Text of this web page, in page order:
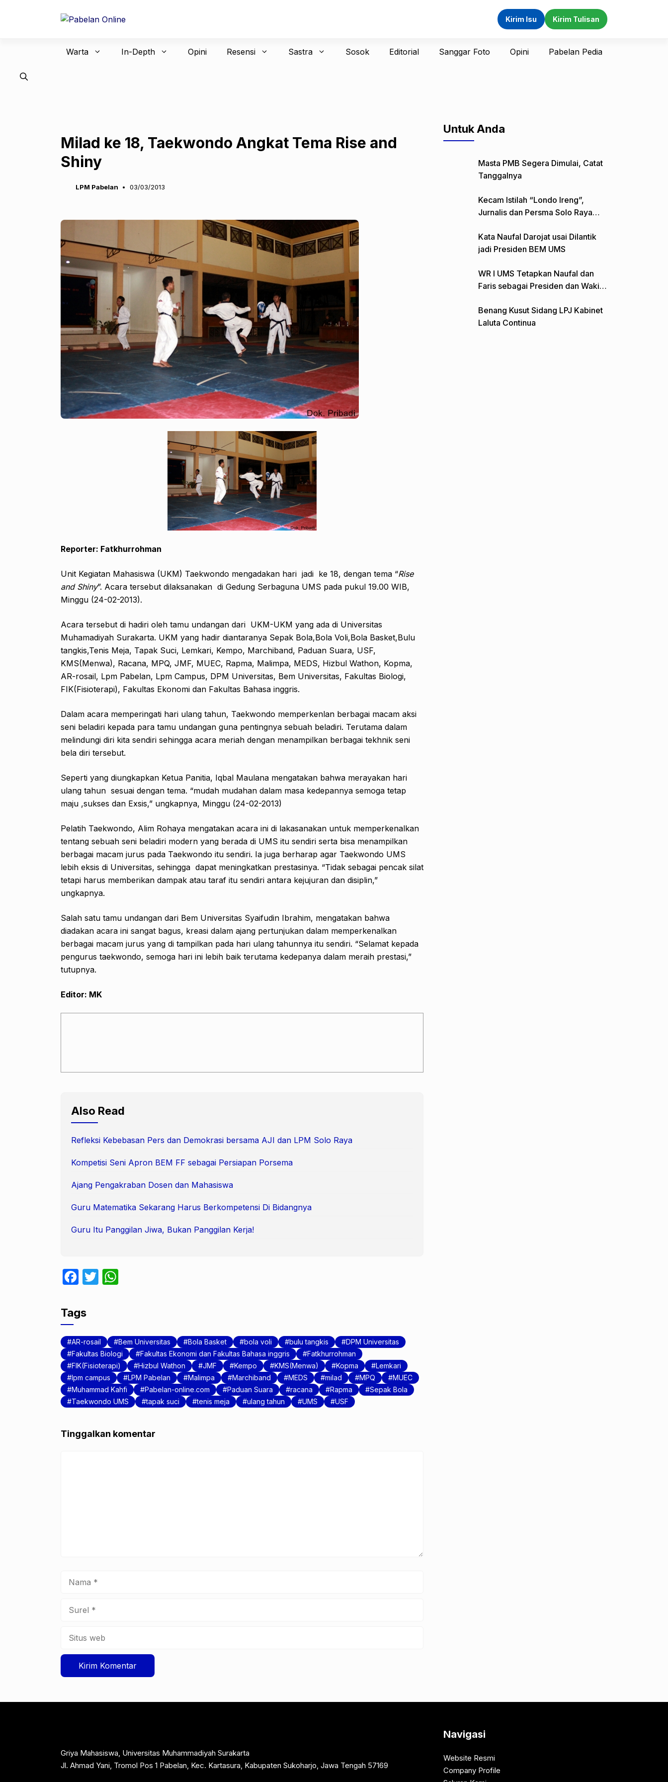
Kirim Isu Kirim Tulisan
Warta In-Depth Opini Resensi Sastra Sosok Editorial Sanggar Foto Opini Pabelan Pedia
Milad ke 18, Taekwondo Angkat Tema Rise and
Shiny
LPM Pabelan 03/03/2013
Reporter: Fatkhurrohman
Unit Kegiatan Mahasiswa (UKM) Taekwondo mengadakan hari jadi ke 18, dengan tema “Rise
and Shiny”. Acara tersebut dilaksanakan di Gedung Serbaguna UMS pada pukul 19.00 WIB,
Minggu (24-02-2013).
Acara tersebut di hadiri oleh tamu undangan dari UKM-UKM yang ada di Universitas
Muhamadiyah Surakarta. UKM yang hadir diantaranya Sepak Bola,Bola Voli,Bola Basket,Bulu
tangkis,Tenis Meja, Tapak Suci, Lemkari, Kempo, Marchiband, Paduan Suara, USF,
KMS(Menwa), Racana, MPQ, JMF, MUEC, Rapma, Malimpa, MEDS, Hizbul Wathon, Kopma,
AR-rosail, Lpm Pabelan, Lpm Campus, DPM Universitas, Bem Universitas, Fakultas Biologi,
FIK(Fisioterapi), Fakultas Ekonomi dan Fakultas Bahasa inggris.
Dalam acara memperingati hari ulang tahun, Taekwondo memperkenlan berbagai macam aksi
seni beladiri kepada para tamu undangan guna pentingnya sebuah beladiri. Terutama dalam
melindungi diri kita sendiri sehingga acara meriah dengan menampilkan berbagai tekhnik seni
bela diri tersebut.
Seperti yang diungkapkan Ketua Panitia, Iqbal Maulana mengatakan bahwa merayakan hari
ulang tahun sesuai dengan tema. “mudah mudahan dalam masa kedepannya semoga tetap
maju ,sukses dan Exsis,” ungkapnya, Minggu (24-02-2013)
Pelatih Taekwondo, Alim Rohaya mengatakan acara ini di lakasanakan untuk memperkenalkan
tentang sebuah seni beladiri modern yang berada di UMS itu sendiri serta bisa menampilkan
berbagai macam jurus pada Taekwondo itu sendiri. Ia juga berharap agar Taekwondo UMS
lebih eksis di Universitas, sehingga dapat meningkatkan prestasinya. “Tidak sebagai pencak silat
tetapi harus memberikan dampak atau taraf itu sendiri antara kejujuran dan disiplin,”
ungkapnya.
Salah satu tamu undangan dari Bem Universitas Syaifudin Ibrahim, mengatakan bahwa
diadakan acara ini sangat bagus, kreasi dalam ajang pertunjukan dalam memperkenalkan
berbagai macam jurus yang di tampilkan pada hari ulang tahunnya itu sendiri. “Selamat kepada
pengurus taekwondo, semoga hari ini lebih baik terutama kedepanya dalam meraih prestasi,”
tutupnya.
Editor: MK
Also Read
Refleksi Kebebasan Pers dan Demokrasi bersama AJI dan LPM Solo Raya
Kompetisi Seni Apron BEM FF sebagai Persiapan Porsema
Ajang Pengakraban Dosen dan Mahasiswa
Guru Matematika Sekarang Harus Berkompetensi Di Bidangnya
Guru Itu Panggilan Jiwa, Bukan Panggilan Kerja!
F
c
e
b
o
o
k
T
A
p
p
Tags
AR-rosail Bem Universitas Bola Basket bola voli bulu tangkis
DPM Universitas
Fakultas Biologi
Fakultas Ekonomi dan Fakultas Bahasa inggris
Fatkhurrohman
FIK(Fisioterapi)
Hizbul Wathon JMF Kempo KMS(Menwa) Kopma
Lemkari
lpm campus
LPM Pabelan Malimpa Marchiband MEDS milad MPQ
MUEC
Muhammad Kahfi
Pabelan-online.com Paduan Suara racana Rapma
Sepak Bola
Taekwondo UMS
tapak suci tenis meja ulang tahun UMS USF
Tinggalkan komentar
Untuk Anda
Masta PMB Segera Dimulai, Catat
Tanggalnya
Kecam Istilah “Londo Ireng”,
Jurnalis dan Persma Solo Raya
Kata Naufal Darojat usai Dilantik
jadi Presiden BEM UMS
WR I UMS Tetapkan Naufal dan
Faris sebagai Presiden dan Wakil
Benang Kusut Sidang LPJ Kabinet
Laluta Continua
Griya Mahasiswa, Universitas Muhammadiyah Surakarta
Jl. Ahmad Yani, Tromol Pos 1 Pabelan, Kec. Kartasura, Kabupaten Sukoharjo, Jawa Tengah 57169
Navigasi
Website Resmi
Company Profile